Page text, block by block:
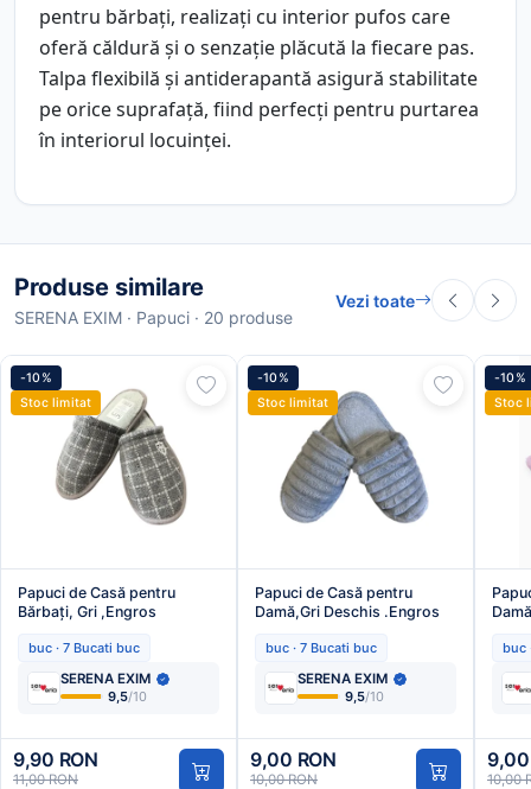
pentru bărbați, realizați cu interior pufos care
oferă căldură și o senzație plăcută la fiecare pas.
Talpa flexibilă și antiderapantă asigură stabilitate
pe orice suprafață, fiind perfecți pentru purtarea
în interiorul locuinței.
Produse similare
SERENA EXIM · Papuci · 20 produse
Vezi toate
-10%
Stoc limitat
Papuci de Casă pentru
Bărbați, Gri ,Engros
buc · 7 Bucati buc
SERENA EXIM
9,5/10
9,90 RON
11,00 RON
-10%
Stoc limitat
Papuci de Casă pentru
Damă,Gri Deschis .Engros
buc · 7 Bucati buc
SERENA EXIM
9,5/10
9,00 RON
10,00 RON
-10%
Stoc
buc
9,00
10,00